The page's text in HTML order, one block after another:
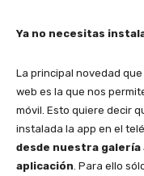
Ya no necesitas
La principal novedad
web es la que nos
móvil. Esto quiere decir
instalada la app en el
desde nuestra galería
aplicación . Para ello